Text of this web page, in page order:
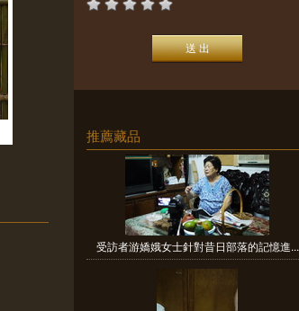
推薦藏品
受訪者游嬌娥女士針對昔日部落的記憶進...